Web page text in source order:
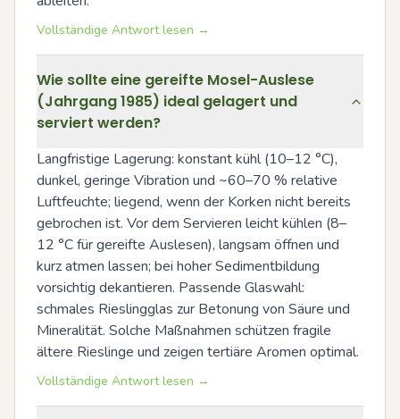
Vollständige Antwort lesen →
Wie sollte eine gereifte Mosel-Auslese
(Jahrgang 1985) ideal gelagert und
serviert werden?
Langfristige Lagerung: konstant kühl (10–12 °C),
dunkel, geringe Vibration und ~60–70 % relative
Luftfeuchte; liegend, wenn der Korken nicht bereits
gebrochen ist. Vor dem Servieren leicht kühlen (8–
12 °C für gereifte Auslesen), langsam öffnen und
kurz atmen lassen; bei hoher Sedimentbildung
vorsichtig dekantieren. Passende Glaswahl:
schmales Rieslingglas zur Betonung von Säure und
Mineralität. Solche Maßnahmen schützen fragile
ältere Rieslinge und zeigen tertiäre Aromen optimal.
Vollständige Antwort lesen →